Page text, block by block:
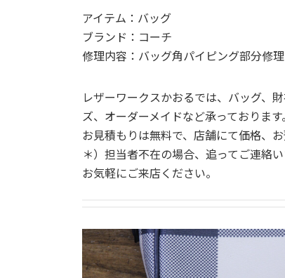
アイテム：バッグ
ブランド：コーチ
修理内容：バッグ角パイピング部分修理
レザーワークスかおるでは、バッグ、
ズ、オーダーメイドなど承っております
お見積もりは無料で、店舗にて価格、
＊）担当者不在の場合、追ってご連絡い
お気軽にご来店ください。